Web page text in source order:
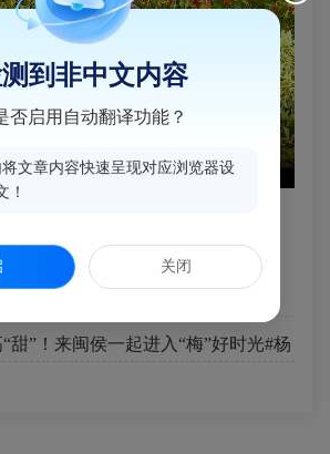
“甜”！来闽侯一起进入“梅”好时光#杨
到非中文内容
否启用自动翻译功能？
文章内容快速呈现对应浏览器设
！
关闭